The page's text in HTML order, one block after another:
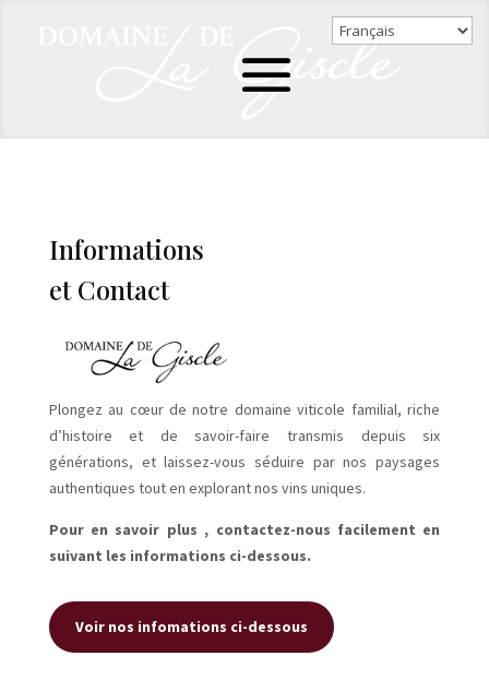
Informations
et Contact
Plongez au cœur de notre domaine viticole familial, riche
d’histoire et de savoir-faire transmis depuis six
générations, et laissez-vous séduire par nos paysages
authentiques tout en explorant nos vins uniques.
Pour en savoir plus , contactez-nous facilement en
suivant les informations ci-dessous.
Voir nos infomations ci-dessous